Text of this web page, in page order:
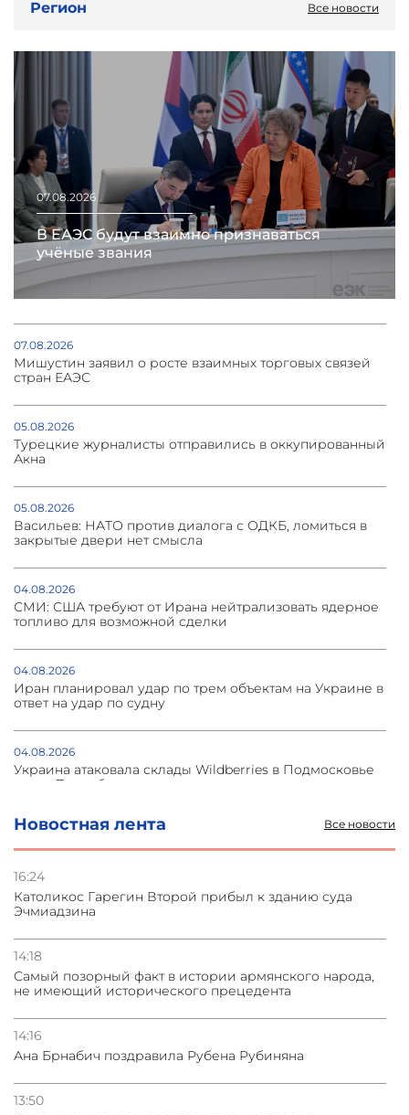
Новостная лента Все новости
16:24
Католикос Гарегин Второй прибыл к зданию суда
Эчмиадзина
14:18
Самый позорный факт в истории армянского народа,
не имеющий исторического прецедента
14:16
Ана Брнабич поздравила Рубена Рубиняна
13:50
Регион Все новости
07.08.2026
В ЕАЭС будут взаимно признаваться
учёные звания
07.08.2026
Мишустин заявил о росте взаимных торговых связей
стран ЕАЭС
05.08.2026
Турецкие журналисты отправились в оккупированный
Акна
05.08.2026
Васильев: НАТО против диалога с ОДКБ, ломиться в
закрытые двери нет смысла
04.08.2026
СМИ: США требуют от Ирана нейтрализовать ядерное
топливо для возможной сделки
04.08.2026
Иран планировал удар по трем объектам на Украине в
ответ на удар по судну
04.08.2026
Украина атаковала склады Wildberries в Подмосковье
и под Петербургом
03.08.2026
Стратегия безопасности ОДКБ допускает применение
03.08.2026
31.07.2026
погрануправления СНБ Армении в Тбилиси